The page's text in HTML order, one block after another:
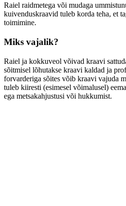
Raiel raidmetega või mudaga
kuivenduskraavid tuleb korda teha, et
toimimine.
Miks vajalik?
Raiel ja kokkuveol võivad kraavi
sõitmisel lõhutakse kraavi kaldad ja
forvarderiga sõites võib kraavi vajuda
tuleb kiiresti (esimesel võimalusel)
ega metsakahjustusi või hukkumist.